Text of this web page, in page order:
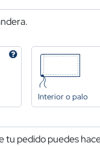
Interior o palo
tu pedido puedes